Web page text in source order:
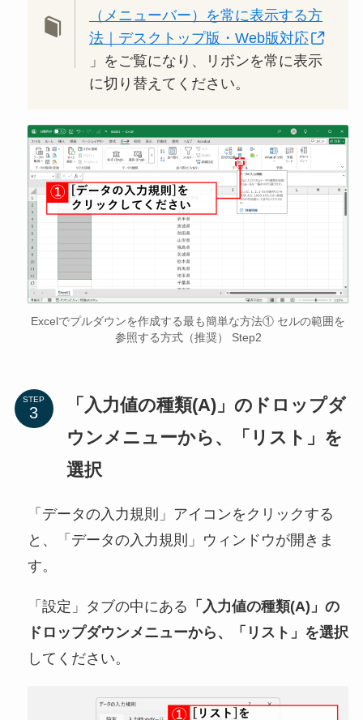
（メニューバー）を常に表示する方
法｜デスクトップ版・Web版対応
」をご覧になり、リボンを常に表示
に切り替えてください。
Excelでプルダウンを作成する最も簡単な方法① セルの範囲を
参照する方式（推奨） Step2
STEP
「入力値の種類(A)」のドロップダ
ウンメニューから、「リスト」を
選択
「データの入力規則」アイコンをクリックする
と、「データの入力規則」ウィンドウが開きま
す。
「設定」タブの中にある 「入力値の種類(A)」の
ドロップダウンメニューから、「リスト」を選択
してください。